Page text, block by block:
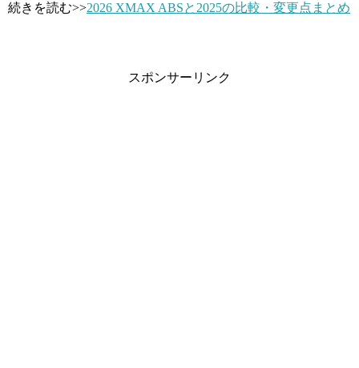
続きを読む>>2026 XMAX ABSと2025の比較・変更点まとめ
スポンサーリンク